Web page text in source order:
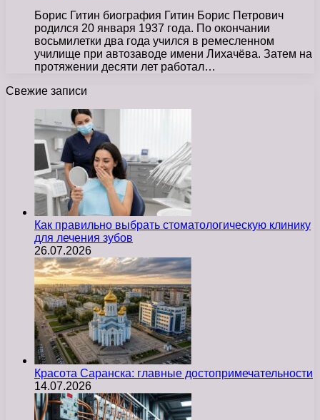
Борис Гитин биография Гитин Борис Петрович
родился 20 января 1937 года. По окончании
восьмилетки два года учился в ремесленном
училище при автозаводе имени Лихачёва. Затем на
протяжении десяти лет работал…
Свежие записи
Как правильно выбрать стоматологическую клинику
для лечения зубов
26.07.2026
Красота Саранска: главные достопримечательности
14.07.2026